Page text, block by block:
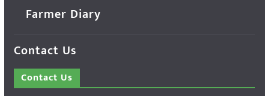
Farmer Diary
Contact Us
Contact Us